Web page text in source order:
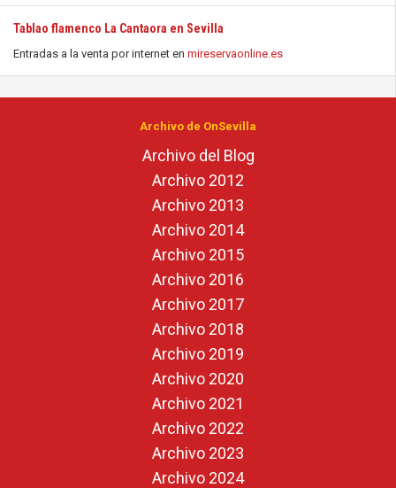
Tablao flamenco La Cantaora en Sevilla
Entradas a la venta por internet en mireservaonline.es
Archivo de OnSevilla
Archivo del Blog
Archivo 2012
Archivo 2013
Archivo 2014
Archivo 2015
Archivo 2016
Archivo 2017
Archivo 2018
Archivo 2019
Archivo 2020
Archivo 2021
Archivo 2022
Archivo 2023
Archivo 2024